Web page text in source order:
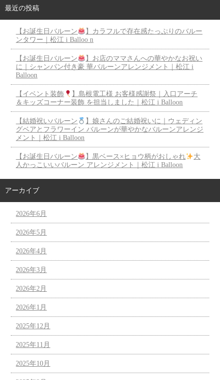
最近の投稿
【お誕生日バルーン
】カラフルで存在感たっぷりのバルー
ンタワー｜松江 i Balloo n
【お誕生日バルーン
】お店のママさんへの華やかなお祝い
に｜シャンパン付き豪 華バルーンアレンジメント｜松江 i
Balloon
【イベント装飾
】島根電工様 お客様感謝祭｜入口アーチ
＆キッズコーナー装飾 を担当しました｜松江 i Balloon
【結婚祝いバルーン
】娘さんのご結婚祝いに｜ウェディン
グベアとフラワーイン バルーンが華やかなバルーンアレンジ
メント｜松江 i Balloon
【お誕生日バルーン 】黒ベース×ヒョウ柄がおしゃれ
大
人かっこいいバルーン アレンジメント｜松江 i Balloon
アーカイブ
2026年6月
2026年5月
2026年4月
2026年3月
2026年2月
2026年1月
2025年12月
2025年11月
2025年10月